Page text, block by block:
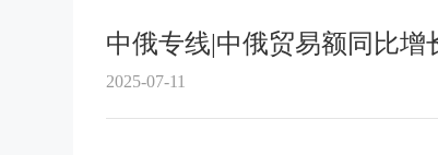
中俄专线|中俄贸易额同比增
2025-07-11